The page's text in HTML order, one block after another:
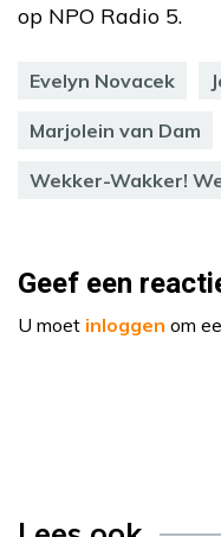
op NPO Radio 5.
Evelyn Novacek
Marjolein van Dam
Wekker-Wakker!
Geef een
U moet inloggen om